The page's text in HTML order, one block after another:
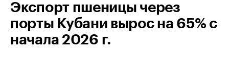
Экспорт пшеницы через
порты Кубани вырос на 65% с
начала 2026 г.